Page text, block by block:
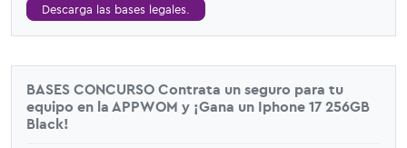
Descarga las bases legales.
BASES CONCURSO Contrata un seguro para tu
equipo en la APPWOM y ¡Gana un Iphone 17 256GB
Black!